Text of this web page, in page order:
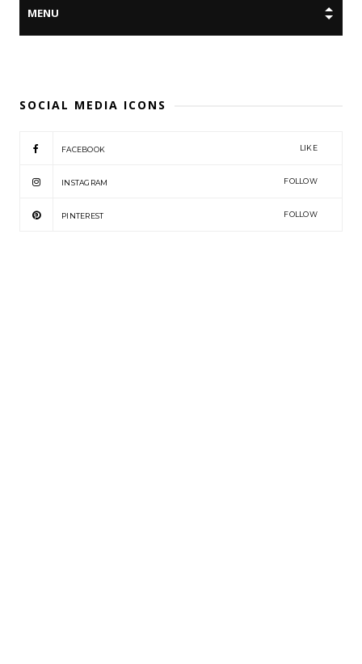
SOCIAL MEDIA ICONS
FACEBOOK LIKE
INSTAGRAM FOLLOW
PINTEREST FOLLOW